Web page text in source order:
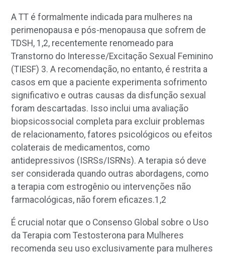
A TT é formalmente indicada para mulheres na
perimenopausa e pós-menopausa que sofrem de
TDSH, 1,2, recentemente renomeado para
Transtorno do Interesse/Excitação Sexual Feminino
(TIESF) 3. A recomendação, no entanto, é restrita a
casos em que a paciente experimenta sofrimento
significativo e outras causas da disfunção sexual
foram descartadas. Isso inclui uma avaliação
biopsicossocial completa para excluir problemas
de relacionamento, fatores psicológicos ou efeitos
colaterais de medicamentos, como
antidepressivos (ISRSs/ISRNs). A terapia só deve
ser considerada quando outras abordagens, como
a terapia com estrogênio ou intervenções não
farmacológicas, não forem eficazes.1,2
É crucial notar que o Consenso Global sobre o Uso
da Terapia com Testosterona para Mulheres
recomenda seu uso exclusivamente para mulheres